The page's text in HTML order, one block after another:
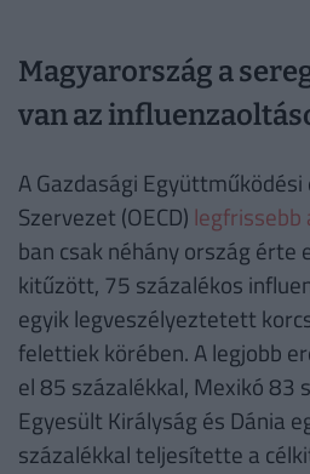
Magyarország a
van az
A Gazdasági
Szervezet (OECD) legfrissebb
ban csak néhány ország érte
kitűzött, 75 százalékos
egyik legveszélyeztetett
felettiek körében. A legjobb
el 85 százalékkal, Mexikó 83
Egyesült Királyság és Dánia
százalékkal teljesítette a